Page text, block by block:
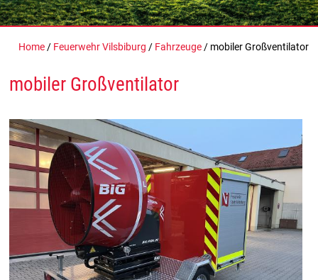
Home/ Feuerwehr Vilsbiburg / Fahrzeuge/ mobiler Großventilator
mobiler Großventilator